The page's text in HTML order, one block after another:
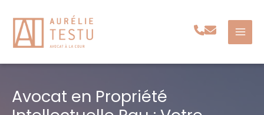
contenu
Avocat en Propriété